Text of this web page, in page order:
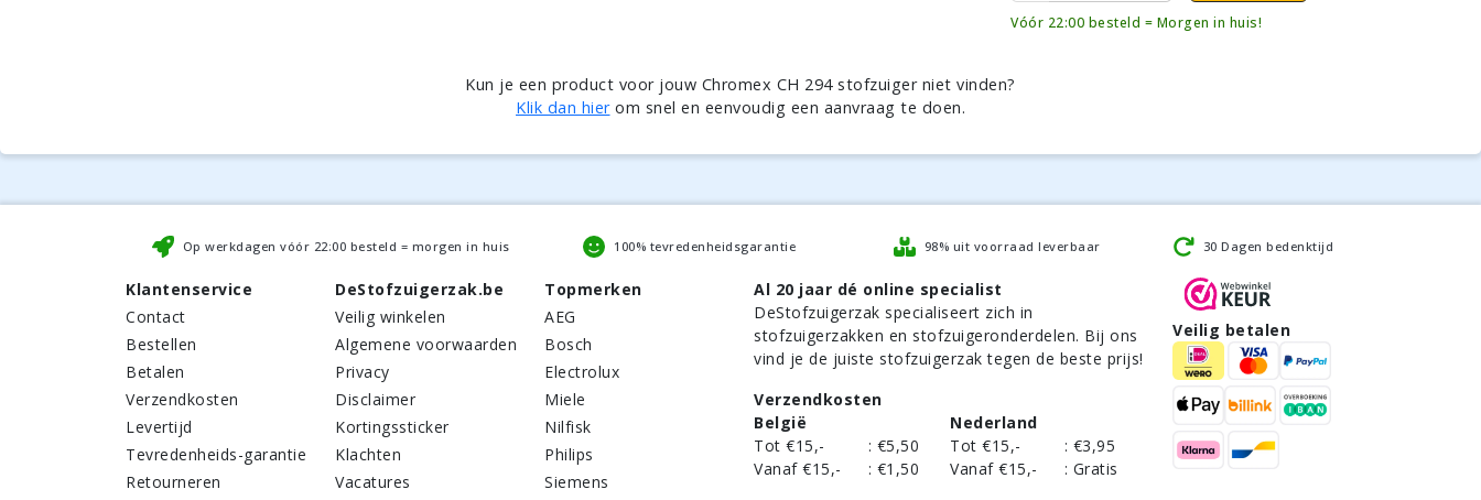
Vóór 22:00 besteld = Morgen in huis!
Kun je een product voor jouw Chromex CH 294 stofzuiger niet vinden?
Klik dan hierom snel en eenvoudig een aanvraag te doen.
Op werkdagen vóór 22:00 besteld = morgen in huis 100% tevredenheidsgarantie 98% uit voorraad leverbaar 30 Dagen bedenktijd
Klantenservice
Contact
Bestellen
Betalen
Verzendkosten
Levertijd
Tevredenheids-garantie
Retourneren
DeStofzuigerzak.be
Veilig winkelen
Algemene voorwaarden
Privacy
Disclaimer
Kortingssticker
Klachten
Vacatures
Topmerken
AEG
Bosch
Electrolux
Miele
Nilfisk
Philips
Siemens
Al 20 jaar dé online specialist
DeStofzuigerzak specialiseert zich in
stofzuigerzakken en stofzuigeronderdelen. Bij ons
vind je de juiste stofzuigerzak tegen de beste prijs!
Verzendkosten
België
Tot €15,-
: €5,50
Vanaf €15,-
: €1,50
Nederland
Tot €15,-
: €3,95
Vanaf €15,-
: Gratis
Veilig betalen